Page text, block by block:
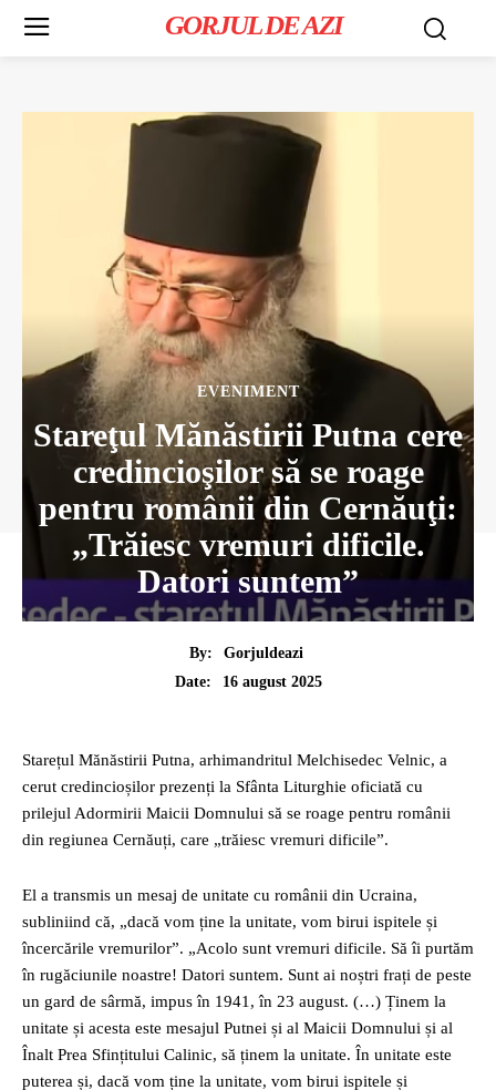
GORJUL DE AZI
EVENIMENT
Stareţul Mănăstirii Putna cere
credincioşilor să se roage
pentru românii din Cernăuţi:
„Trăiesc vremuri dificile.
Datori suntem”
By:
Gorjuldeazi
Date:
16 august 2025
Starețul Mănăstirii Putna, arhimandritul Melchisedec Velnic, a
cerut credincioșilor prezenți la Sfânta Liturghie oficiată cu
prilejul Adormirii Maicii Domnului să se roage pentru românii
din regiunea Cernăuți, care „trăiesc vremuri dificile”.
El a transmis un mesaj de unitate cu românii din Ucraina,
subliniind că, „dacă vom ține la unitate, vom birui ispitele și
încercările vremurilor”. „Acolo sunt vremuri dificile. Să îi purtăm
în rugăciunile noastre! Datori suntem. Sunt ai noștri frați de peste
un gard de sârmă, impus în 1941, în 23 august. (…) Ținem la
unitate și acesta este mesajul Putnei și al Maicii Domnului și al
Înalt Prea Sfințitului Calinic, să ținem la unitate. În unitate este
puterea și, dacă vom ține la unitate, vom birui ispitele și